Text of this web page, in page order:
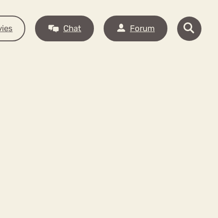
Chat Forum